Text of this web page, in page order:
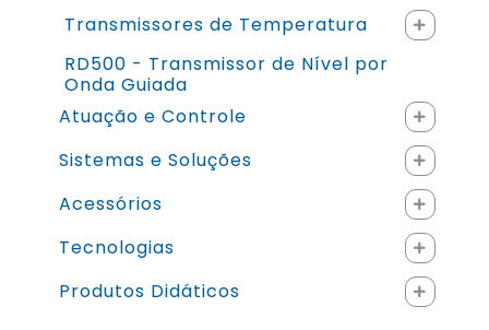
Transmissores de Temperatura
RD500 - Transmissor de Nível por
Onda Guiada
Atuação e Controle
Sistemas e Soluções
Acessórios
Tecnologias
Produtos Didáticos